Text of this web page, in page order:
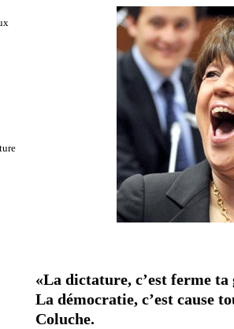
«La dictature, c’est ferme ta
La démocratie, c’est cause
Coluche.